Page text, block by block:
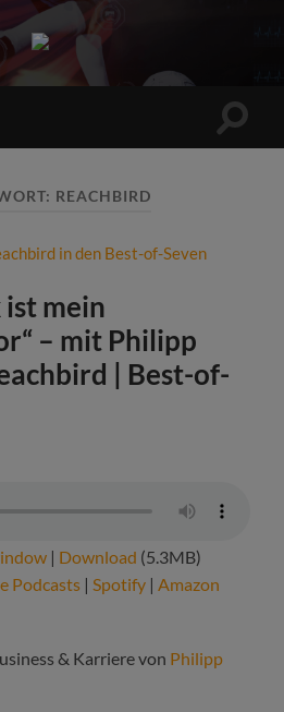
Sports
Maniac
REACHBIRD
ist mein
– mit Philipp
| Best-of-
| Download (5.3MB)
Podcasts |Spotify |Amazon
& Karriere von Philipp